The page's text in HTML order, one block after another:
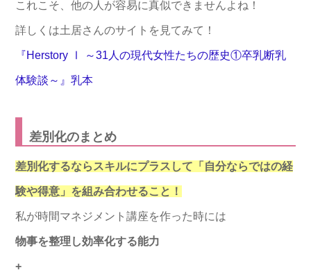
これこそ、他の人が容易に真似できませんよね！
詳しくは土居さんのサイトを見てみて！
『Herstory Ⅰ ～31人の現代女性たちの歴史①卒乳断乳
体験談～』乳本
差別化のまとめ
差別化するならスキルにプラスして「自分ならではの経
験や得意」を組み合わせること！
私が時間マネジメント講座を作った時には
物事を整理し効率化する能力
+